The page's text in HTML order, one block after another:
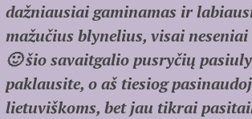
dažniausiai gaminamas ir
mažučius blynelius, visai
🙂 šio savaitgalio pusryčių
paklausite, o aš tiesiog
lietuviškoms, bet jau tikrai